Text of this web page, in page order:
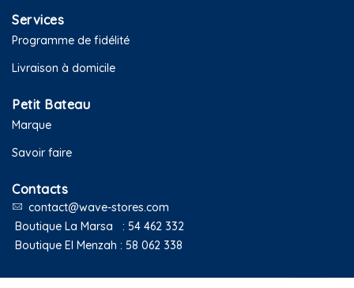
Services
Programme de fidélité
Livraison à domicile
Petit Bateau
Marque
Savoir faire
Contacts
contact@wave-stores.com
Boutique La Marsa : 54 462 332
Boutique El Menzah : 58 062 338